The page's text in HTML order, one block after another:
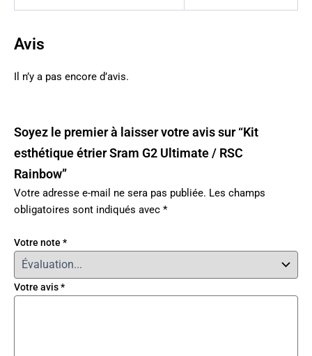
Avis
Il n’y a pas encore d’avis.
Soyez le premier à laisser votre avis sur “Kit
esthétique étrier Sram G2 Ultimate / RSC
Rainbow”
Votre adresse e-mail ne sera pas publiée. Les champs
obligatoires sont indiqués avec *
Votre note *
Votre avis*